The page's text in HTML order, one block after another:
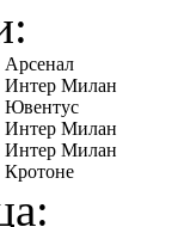
Арсенал
Интер Милан
Ювентус
Интер Милан
Интер Милан
Кротоне